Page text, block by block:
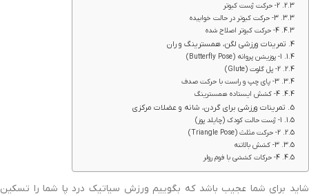
2- حرکت ژست کبوتر
3- حرکت کبوتر در حالت خوابیده
4- حرکت کبوتر اصلاح شده
تمرینات ورزشی لگن، همسترینگ و ران
1- پوزیشن پروانه (Butterfly Pose)
2- پل گلوت (Glute)
3- پای چپ و راست با حرکت صدف
4- کشش ایستاده همسترینگ
تمرینات ورزشی برای گردن، شانه و عضلات مرکزی
1- ژست حالت کودک (چایلد پوز)
2- حرکت مثلث (Triangle Pose)
3- کشش بالاتنه
4- حرکات کششی با فوم رولر
شاید برای شما عجیب باشد که بگوییم ورزش سیاتیک درد پا شما را تسکین